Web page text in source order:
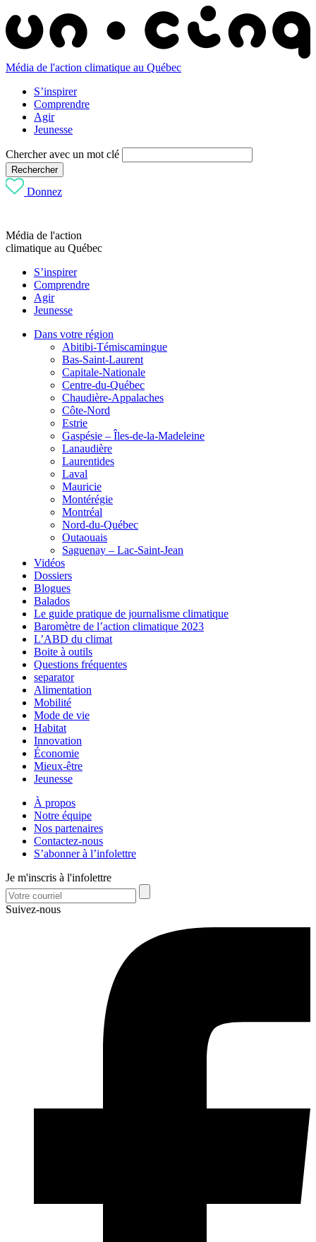
Média de l'action climatique au Québec
S’inspirer
Comprendre
Agir
Jeunesse
Chercher avec un mot clé
Rechercher
Donnez
Média de l'action
climatique au Québec
S’inspirer
Comprendre
Agir
Jeunesse
Dans votre région
Abitibi-Témiscamingue
Bas-Saint-Laurent
Capitale-Nationale
Centre-du-Québec
Chaudière-Appalaches
Côte-Nord
Estrie
Gaspésie – Îles-de-la-Madeleine
Lanaudière
Laurentides
Laval
Mauricie
Montérégie
Montréal
Nord-du-Québec
Outaouais
Saguenay – Lac-Saint-Jean
Vidéos
Dossiers
Blogues
Balados
Le guide pratique de journalisme climatique
Baromètre de l’action climatique 2023
L’ABD du climat
Boite à outils
Questions fréquentes
separator
Alimentation
Mobilité
Mode de vie
Habitat
Innovation
Économie
Mieux-être
Jeunesse
À propos
Notre équipe
Nos partenaires
Contactez-nous
S’abonner à l’infolettre
Je m'inscris à l'infolettre
Suivez-nous